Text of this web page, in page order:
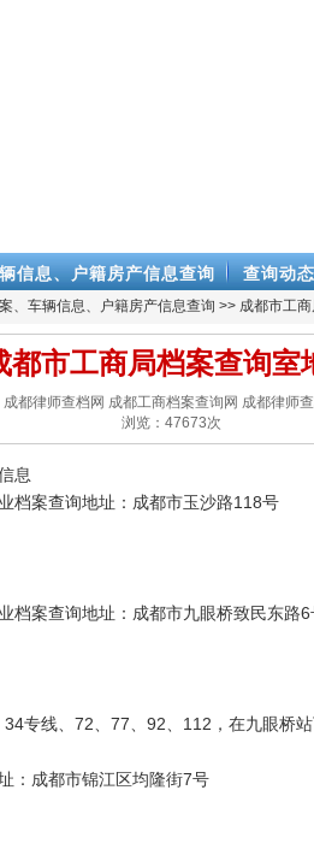
信息、户籍房产信息查询 查询动态
、车辆信息、户籍房产信息查询 >> 成都市工
都市工商局档案查询室
都律师查档网 成都工商档案查询网 成都律师
浏览： 47673次
息
档案查询地址：成都市玉沙路118号
档案查询地址：成都市九眼桥致民东路
专线、72、77、92、112，在九眼桥
：成都市锦江区均隆街7号